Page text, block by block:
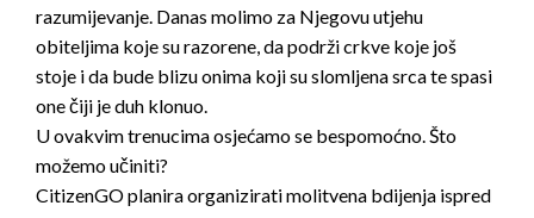
razumijevanje. Danas molimo za Njegovu utjehu
obiteljima koje su razorene, da podrži crkve koje još
stoje i da bude blizu onima koji su slomljena srca te spasi
one čiji je duh klonuo.
U ovakvim trenucima osjećamo se bespomoćno. Što
možemo učiniti?
CitizenGO planira organizirati molitvena bdijenja ispred